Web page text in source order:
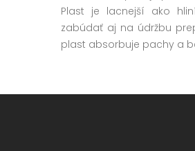
Plast je lacnejší ako
zabúdať aj na údržbu
plast absorbuje pachy a